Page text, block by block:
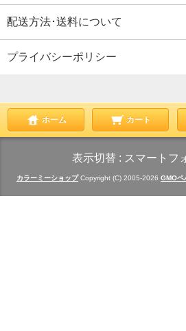
配送方法･送料について
プライバシーポリシー
ホーム カート
表示切替 : スマートフ
カラーミーショップCopyright (C) 2005-2026 GMOペ